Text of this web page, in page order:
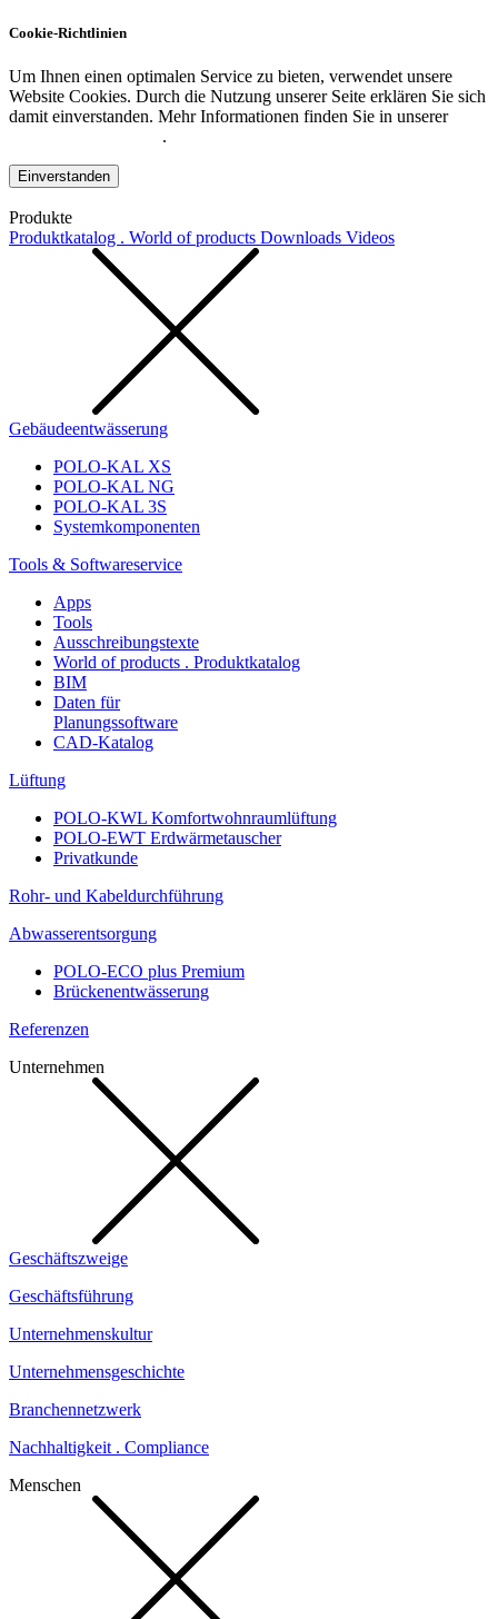
Cookie-Richtlinien
Um Ihnen einen optimalen Service zu bieten, verwendet unsere
Website Cookies. Durch die Nutzung unserer Seite erklären Sie sich
damit einverstanden. Mehr Informationen finden Sie in unserer
.
Einverstanden
Produkte
Produktkatalog . World of products Downloads Videos
Gebäudeentwässerung
POLO-KAL XS
POLO-KAL NG
POLO-KAL 3S
Systemkomponenten
Tools & Softwareservice
Apps
Tools
Ausschreibungstexte
World of products . Produktkatalog
BIM
Daten für
Planungssoftware
CAD-Katalog
Lüftung
POLO-KWL Komfortwohnraumlüftung
POLO-EWT Erdwärmetauscher
Privatkunde
Rohr- und Kabeldurchführung
Abwasserentsorgung
POLO-ECO plus Premium
Brückenentwässerung
Referenzen
Unternehmen
Geschäftszweige
Geschäftsführung
Unternehmenskultur
Unternehmensgeschichte
Branchennetzwerk
Nachhaltigkeit . Compliance
Menschen